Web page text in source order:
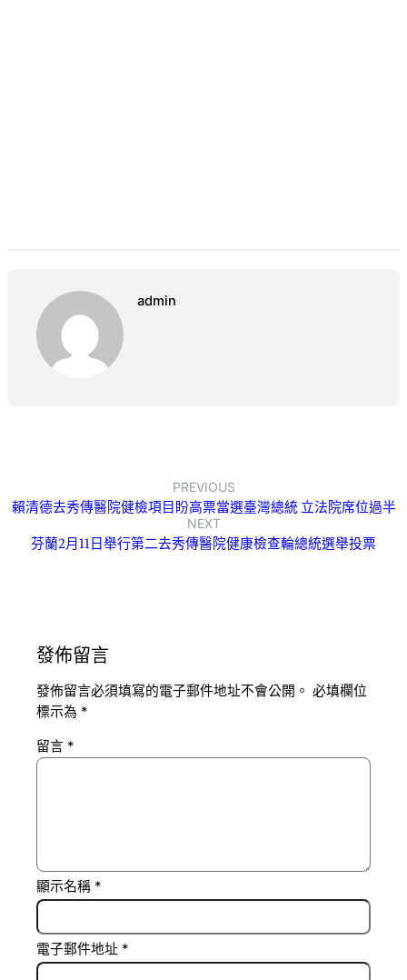
admin
PREVIOUS
賴清德去秀傳醫院健檢項目盼高票當選臺灣總統 立法院席位過半
NEXT
芬蘭2月11日舉行第二去秀傳醫院健康檢查輪總統選舉投票
發佈留言
發佈留言必須填寫的電子郵件地址不會公開。 必填欄位
標示為 *
留言 *
顯示名稱 *
電子郵件地址 *